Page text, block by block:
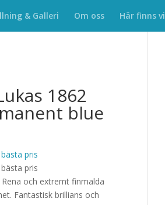
& Galleri Om oss Här finns vi
1862
blue
pris
pris
och extremt finmalda
Fantastisk brillians och